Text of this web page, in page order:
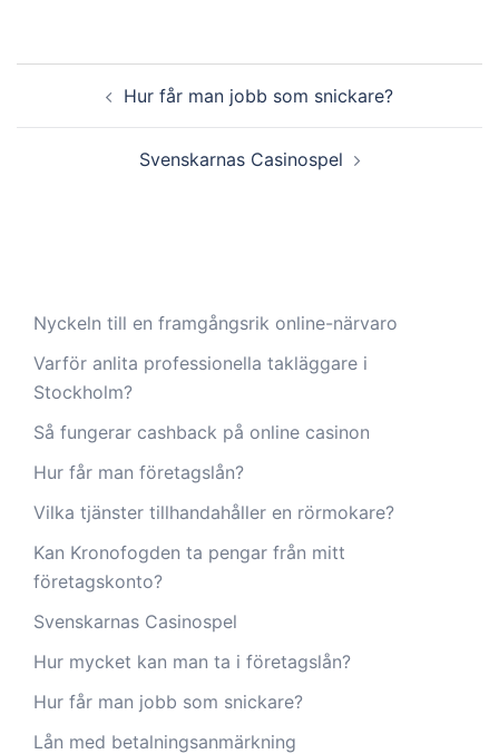
navigationHur får man jobb som snickare?
Svenskarnas Casinospel
Nyckeln till en framgångsrik online-närvaro
Varför anlita professionella takläggare i
Stockholm?
Så fungerar cashback på online casinon
Hur får man företagslån?
Vilka tjänster tillhandahåller en rörmokare?
Kan Kronofogden ta pengar från mitt
företagskonto?
Svenskarnas Casinospel
Hur mycket kan man ta i företagslån?
Hur får man jobb som snickare?
Lån med betalningsanmärkning